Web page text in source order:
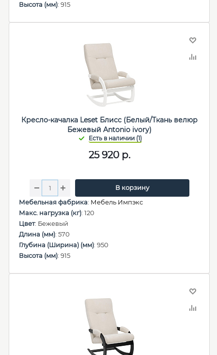
Высота (мм): 915
Кресло-качалка Leset Блисс (Белый/Ткань велюр
Бежевый Antonio ivory)
25 920 р.
В корзину
Мебельная фабрика: Мебель Импэкс
Макс. нагрузка (кг): 120
Цвет: Бежевый
Длина (мм): 570
Глубина (Ширина) (мм): 950
Высота (мм): 915